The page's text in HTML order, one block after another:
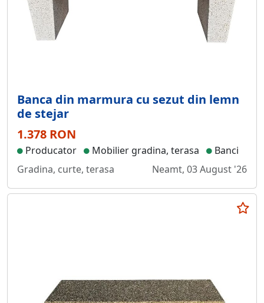
Banca din marmura cu sezut din lemn
de stejar
1.378 RON
Producator Mobilier gradina, terasa
Banci
Gradina, curte, terasa
Neamt, 03 August '26